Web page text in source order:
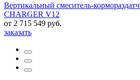
Вертикальный смеситель-
CHARGER V12
от 2 715 549 руб.
заказать